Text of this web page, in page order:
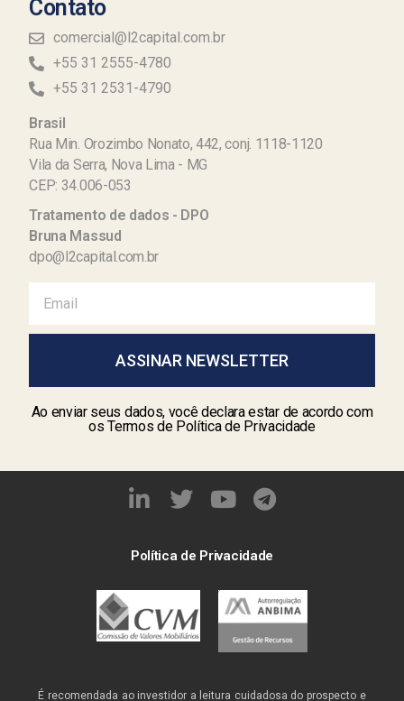
Contato
comercial@l2capital.com.br
+55 31 2555-4780
+55 31 2531-4790
Brasil
Rua Min. Orozimbo Nonato, 442, conj. 1118-1120
Vila da Serra, Nova Lima - MG
CEP: 34.006-053
Tratamento de dados - DPO
Bruna Massud
dpo@l2capital.com.br
ASSINAR NEWSLETTER
Ao enviar seus dados, você declara estar de acordo com
os Termos de Política de Privacidade
Política de Privacidade
É recomendada ao investidor a leitura cuidadosa do prospecto e